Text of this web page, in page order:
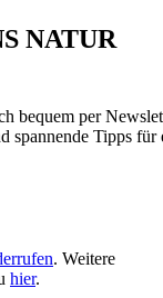
NATUR
bequem per
spannende Tipps für
. Weitere
hier.